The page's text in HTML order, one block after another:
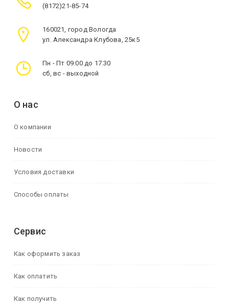
(8172)21-85-74
160021, город Вологда
ул. Александра Клубова, 25к5
Пн - Пт 09.00 до 17.30
сб, вс - выходной
О нас
О компании
Новости
Условия доставки
Способы оплаты
Сервис
Как оформить заказ
Как оплатить
Как получить